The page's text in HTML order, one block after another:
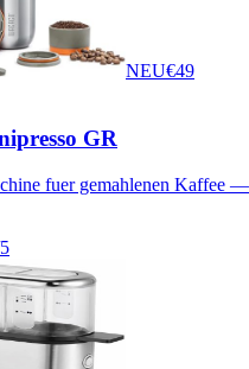
NEU€49
GR
fuer gemahlenen Kaffee